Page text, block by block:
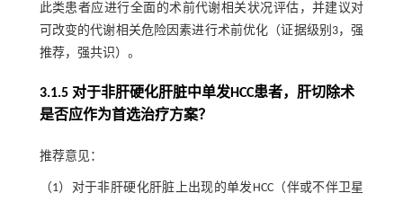
此类患者应进行全面的术前代谢相关状况评估，并建议对
可改变的代谢相关危险因素进行术前优化（证据级别3，强
推荐，强共识）。
3.1.5 对于非肝硬化肝脏中单发HCC患者，肝切除术
是否应作为首选治疗方案？
推荐意见：
（1）对于非肝硬化肝脏上出现的单发HCC（伴或不伴卫星